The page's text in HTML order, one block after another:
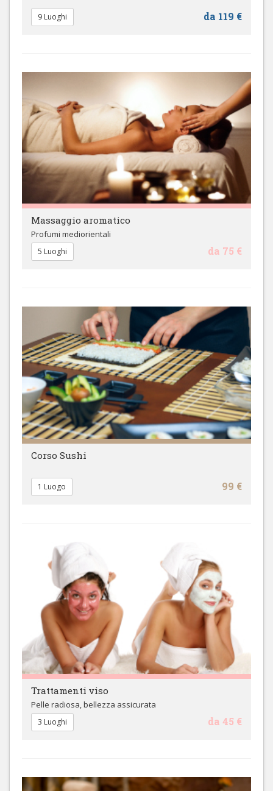
da 119 €
9 Luoghi
Massaggio aromatico
Profumi mediorientali
da 75 €
5 Luoghi
Corso Sushi
99 €
1 Luogo
Trattamenti viso
Pelle radiosa, bellezza assicurata
da 45 €
3 Luoghi